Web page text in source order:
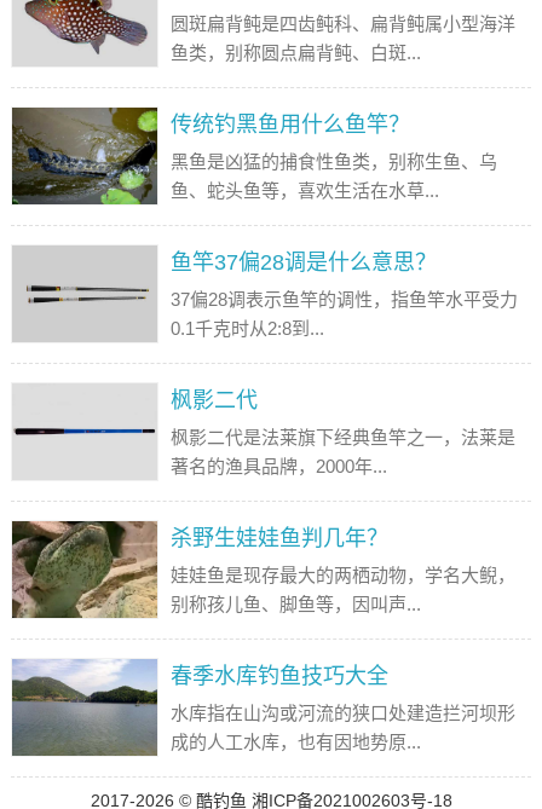
圆斑扁背鲀是四齿鲀科、扁背鲀属小型海洋
鱼类，别称圆点扁背鲀、白斑...
传统钓黑鱼用什么鱼竿？
黑鱼是凶猛的捕食性鱼类，别称生鱼、乌
鱼、蛇头鱼等，喜欢生活在水草...
鱼竿37偏28调是什么意思？
37偏28调表示鱼竿的调性，指鱼竿水平受力
0.1千克时从2:8到...
枫影二代
枫影二代是法莱旗下经典鱼竿之一，法莱是
著名的渔具品牌，2000年...
杀野生娃娃鱼判几年？
娃娃鱼是现存最大的两栖动物，学名大鲵，
别称孩儿鱼、脚鱼等，因叫声...
春季水库钓鱼技巧大全
水库指在山沟或河流的狭口处建造拦河坝形
成的人工水库，也有因地势原...
2017-2026 © 酷钓鱼 湘ICP备2021002603号-18